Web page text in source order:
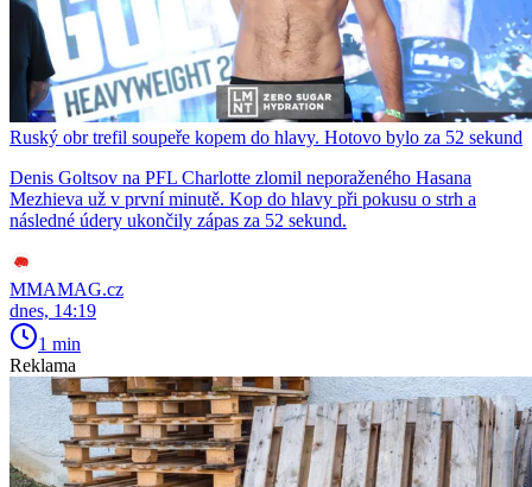
Ruský obr trefil soupeře kopem do hlavy. Hotovo bylo za 52 sekund
Denis Goltsov na PFL Charlotte zlomil neporaženého Hasana
Mezhieva už v první minutě. Kop do hlavy při pokusu o strh a
následné údery ukončily zápas za 52 sekund.
MMAMAG.cz
dnes, 14:19
1 min
Reklama